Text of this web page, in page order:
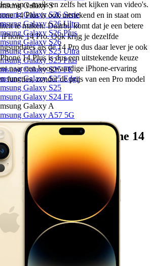
Galaxy S
Galaxy S26 Serie
Galaxy S26 Ultra
Galaxy S26 Plus
Galaxy S26
Galaxy S25 Ultra
Galaxy S25 Plus
Galaxy S25 FE
Galaxy S25 Edge
Galaxy S25
Galaxy S24 FE
Galaxy A
Galaxy A57 5G
Galaxy A56 5G
Galaxy A55 5G
Galaxy A37 5G
Galaxy A36 5G
Galaxy A35 5G
Galaxy A27 5G
Galaxy A26 5G
Galaxy A17 5G
Galaxy A17
Galaxy A16
Galaxy X
Galaxy Xcover 7
Galaxy XCover 6 Pro
Nord
Nord 5
van e-mails en zelfs het kijken van video's.
14 Plus is ook uitstekend en in staat om
te maken. Daarbij komt dat je een betere
iPhone 14 Pro. Ook krijg je dezelfde
als de 14 Pro dus daar lever je ook
14 Plus is dus een uitstekende keuze
naar een hoogwaardige iPhone-ervaring
functies, zonder de prijs van een Pro model
je voor de Apple iPhone 14